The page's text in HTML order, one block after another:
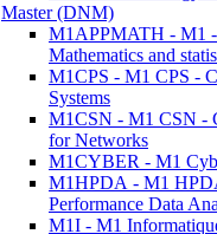
Master (DNM)
M1APPMATH - M1
Mathematics and
M1CPS - M1 CPS -
Systems
M1CSN - M1 CSN -
for Networks
M1CYBER - M1
M1HPDA - M1
Performance Data
M1I - M1